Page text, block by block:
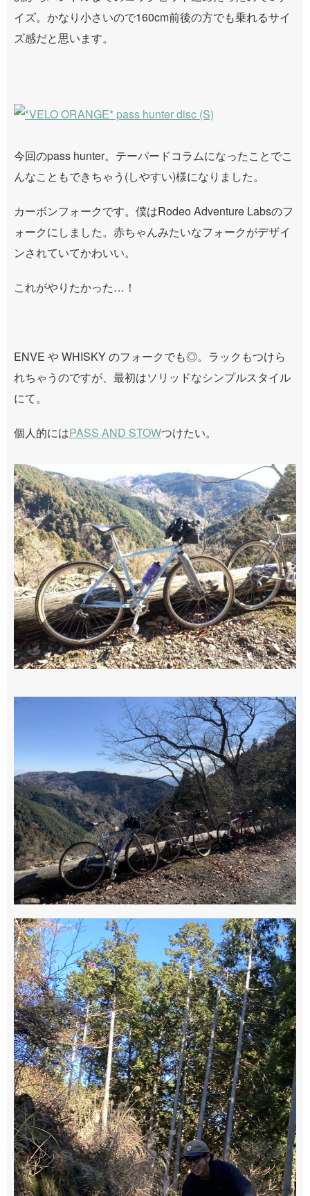
イズ。かなり小さいので160cm前後の方でも乗れるサイ
ズ感だと思います。
今回のpass hunter。テーパードコラムになったことでこ
んなこともできちゃう(しやすい)様になりました。
カーボンフォークです。僕はRodeo Adventure Labsのフ
ォークにしました。赤ちゃんみたいなフォークがデザイ
ンされていてかわいい。
これがやりたかった…！
ENVE や WHISKY のフォークでも◎。ラックもつけら
れちゃうのですが、最初はソリッドなシンプルスタイル
にて。
個人的にはPASS AND STOWつけたい。